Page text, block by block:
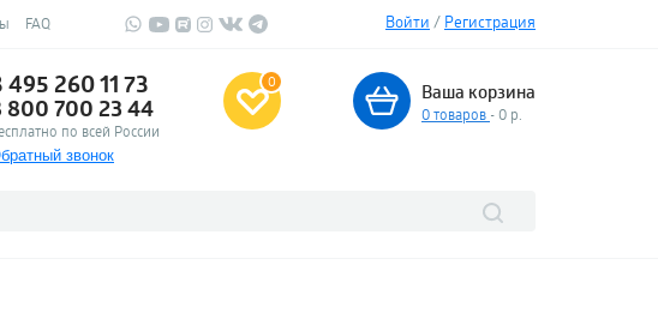
FAQ Войти / Регистрация
495 260 11 73
800 700 23 44
по всей России
звонок
0 Ваша корзина
0товаров - 0 р.